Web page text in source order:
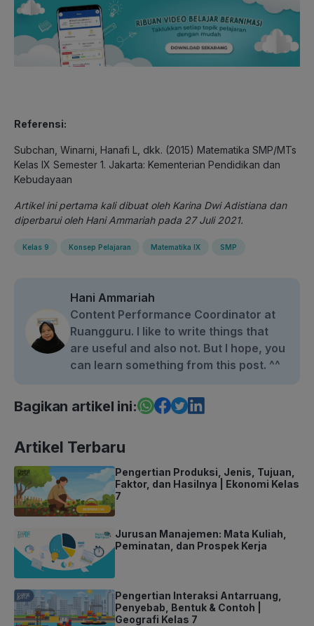
Referensi:
Subchan, Winarni, Hanafi L, dkk. (2015) Matematika SMP/MTs
Kelas IX Semester 1. Jakarta: Kementerian Pendidikan dan
Kebudayaan
Artikel ini pertama kali dibuat oleh Karina Dwi Adistiana dan
diperbarui oleh Hani Ammariah pada 27 Juli 2021.
Kelas 9 Konsep Pelajaran Matematika IX SMP
Hani Ammariah
Content Performance Coordinator at
Ruangguru. I like to write things that
are useful and also not. But I hope, you
can learn something from this post. ^^
Bagikan artikel ini:
Artikel Terbaru
Pengertian Produksi, Jenis, Tujuan,
Faktor, dan Hasilnya | Ekonomi Kelas
7
Jurusan Manajemen: Mata Kuliah,
Peminatan, dan Prospek Kerja
Pengertian Interaksi Antarruang,
Penyebab, Bentuk & Contoh |
Geografi Kelas 7